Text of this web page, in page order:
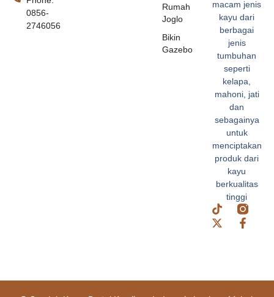
macam jenis
kayu dari
berbagai
jenis
tumbuhan
seperti
kelapa,
mahoni, jati
dan
sebagainya
untuk
menciptakan
produk dari
kayu
berkualitas
tinggi
Rumah
Joglo
Bikin
Gazebo
0856-
2746056